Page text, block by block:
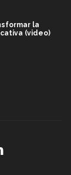
la
(video)
(video)